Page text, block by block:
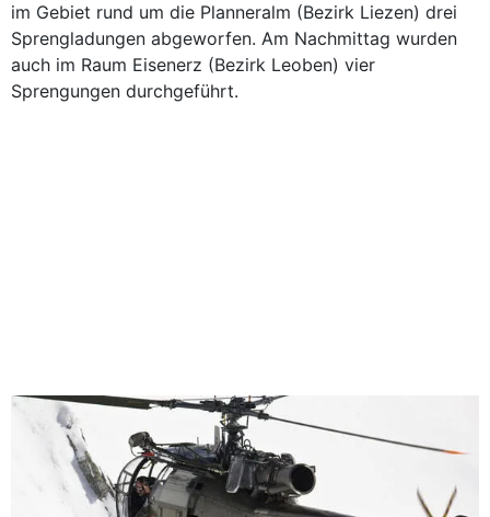
im Gebiet rund um die Planneralm (Bezirk Liezen) drei
Sprengladungen abgeworfen. Am Nachmittag wurden
auch im Raum Eisenerz (Bezirk Leoben) vier
Sprengungen durchgeführt.